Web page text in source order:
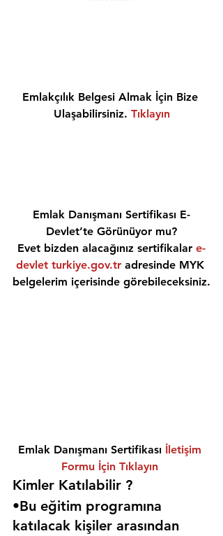
Emlakçılık Belgesi Almak İçin Bize
Ulaşabilirsiniz. Tıklayın
Emlak Danışmanı Sertifikası E-
Devlet’te Görünüyor mu?
Evet bizden alacağınız sertifikalar e-
devlet turkiye.gov.tr adresinde MYK
belgelerim içerisinde görebileceksiniz.
Emlak Danışmanı Sertifikası İletişim
Formu İçin Tıklayın
Kimler Katılabilir ?
•Bu eğitim programına
katılacak kişiler arasından